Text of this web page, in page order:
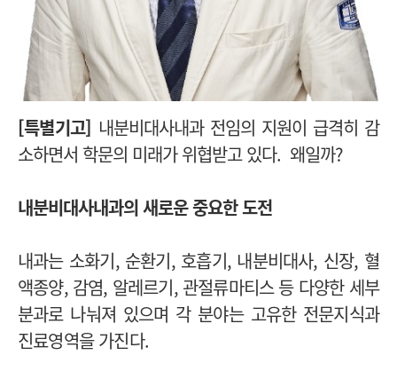
[특별기고] 내분비대사내과 전임의 지원이 급격히 감
소하면서 학문의 미래가 위협받고 있다. 왜일까?
내분비대사내과의 새로운 중요한 도전
내과는 소화기, 순환기, 호흡기, 내분비대사, 신장, 혈
액종양, 감염, 알레르기, 관절류마티스 등 다양한 세부
분과로 나눠져 있으며 각 분야는 고유한 전문지식과
진료영역을 가진다.